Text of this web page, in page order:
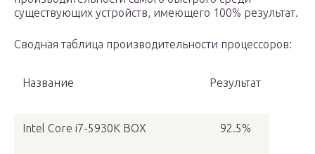
существующих устройств, имеющего 100% результат.
Сводная таблица производительности процессоров:
Название Результат
Intel Core i7-5930K BOX 92.5%